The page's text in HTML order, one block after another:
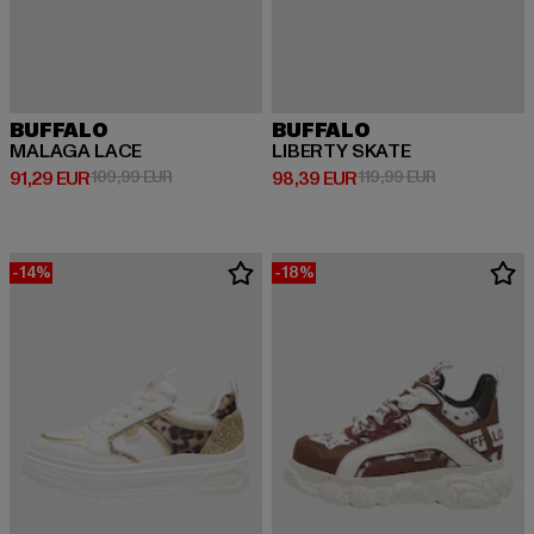
BUFFALO
MALAGA LACE
91,29 EUR
Prix courant: 91,29 EUR
109,99 EURPrix en promotion: 109,99 EUR
BUFFALO
LIBERTY SKATE
98,39 EUR
Prix courant: 98,39 EUR
119,99 EURPrix en
-14% -18%